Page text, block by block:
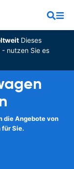
Dieses
nutzen Sie es
die Angebote von
Sie.